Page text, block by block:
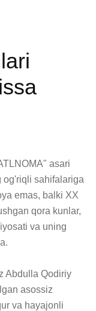
asari
og'riqli sahifalariga
emas, balki XX
qora kunlar,
va uning
Abdulla Qodiriy
asossiz
va hayajonli